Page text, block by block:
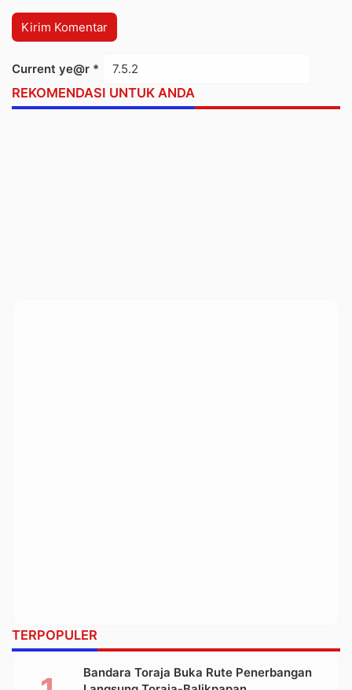
Current ye@r *
REKOMENDASI UNTUK ANDA
TERPOPULER
Bandara Toraja Buka Rute Penerbangan